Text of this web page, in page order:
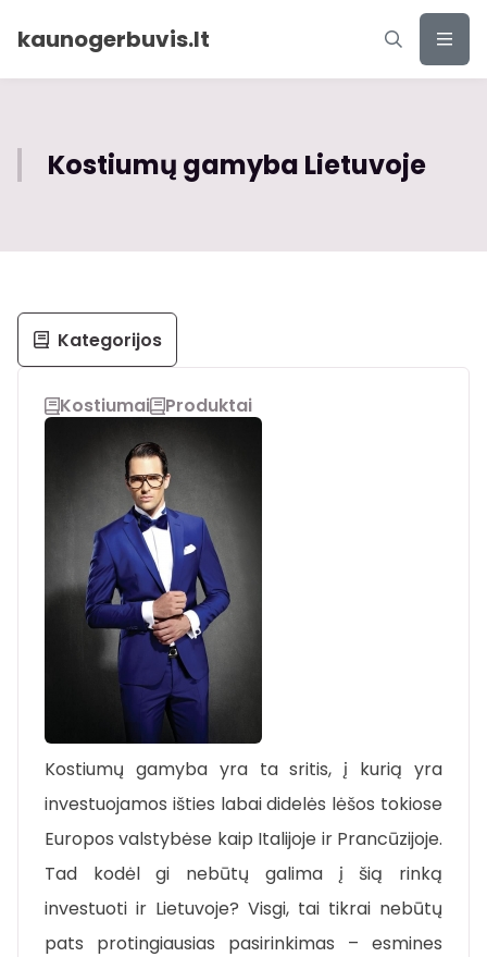
kaunogerbuvis.lt
Kostiumų gamyba Lietuvoje
Kostiumai Produktai
Kostiumų gamyba yra ta sritis, į kurią yra
investuojamos išties labai didelės lėšos tokiose
Europos valstybėse kaip Italijoje ir Prancūzijoje.
Tad kodėl gi nebūtų galima į šią rinką
investuoti ir Lietuvoje? Visgi, tai tikrai nebūtų
pats protingiausias pasirinkimas – esmines
Kategorijos